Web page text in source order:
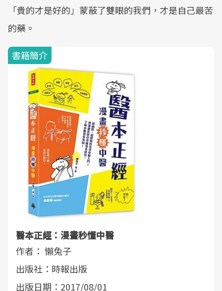
「貴的才是好的」蒙蔽了雙眼的我們，才是自己最苦
的藥。
書籍簡介
醫本正經：漫畫秒懂中醫
作者： 懶兔子
出版社：時報出版
出版日期：2017/08/01